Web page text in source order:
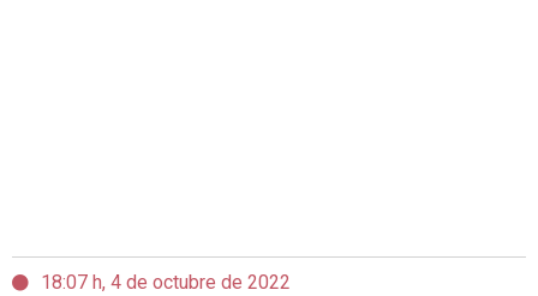
18:07 h, 4 de octubre de 2022